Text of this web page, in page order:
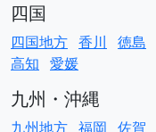
四国
四国地方 香川
徳島
高知 愛媛
九州・沖縄
九州地方 福岡 佐賀